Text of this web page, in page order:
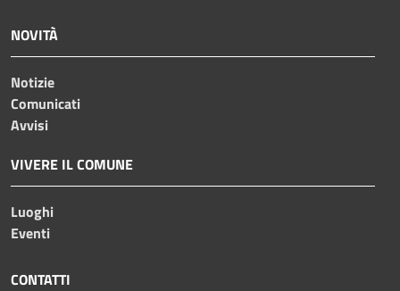
NOVITÀ
Notizie
Comunicati
Avvisi
VIVERE IL COMUNE
Luoghi
Eventi
CONTATTI